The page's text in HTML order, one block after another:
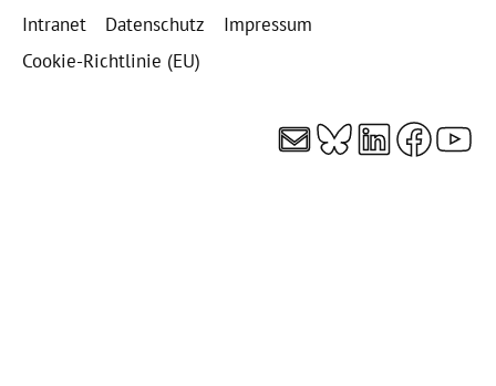
Intranet Datenschutz
Impressum
Cookie-Richtlinie (EU)
E-MailBluesky